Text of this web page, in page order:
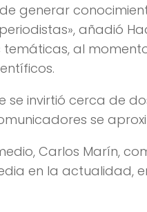
generar
añadió
al
invirtió cerca de
se
Carlos Marín,
en la actualidad,